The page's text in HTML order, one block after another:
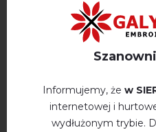
OPINIE O MELANIA (NUDE
napisz opinie
Informujemy, że w
internetowej i
wydłużonym trybie.